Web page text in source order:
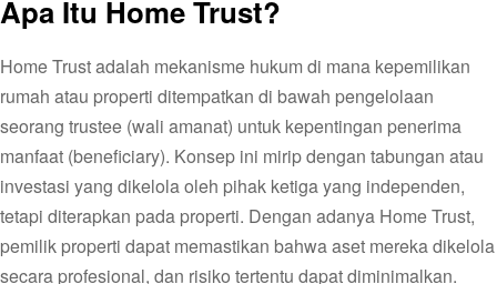
Apa Itu Home Trust?
Home Trust adalah mekanisme hukum di mana kepemilikan
rumah atau properti ditempatkan di bawah pengelolaan
seorang trustee (wali amanat) untuk kepentingan penerima
manfaat (beneficiary). Konsep ini mirip dengan tabungan atau
investasi yang dikelola oleh pihak ketiga yang independen,
tetapi diterapkan pada properti. Dengan adanya Home Trust,
pemilik properti dapat memastikan bahwa aset mereka dikelola
secara profesional, dan risiko tertentu dapat diminimalkan.